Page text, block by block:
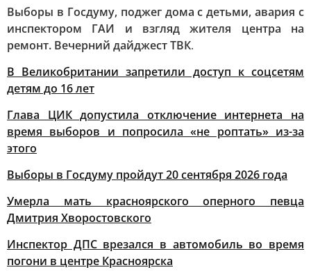
Выборы в Госдуму, поджег дома с детьми, авария с
инспектором ГАИ и взгляд жителя центра на
ремонт. Вечерний дайджест ТВК.
В Великобритании запретили доступ к соцсетям
детям до 16 лет
Глава ЦИК допустила отключение интернета на
время выборов и попросила «не роптать» из-за
этого
Выборы в Госдуму пройдут 20 сентября 2026 года
Умерла мать красноярского оперного певца
Дмитрия Хворостовского
Инспектор ДПС врезался в автомобиль во время
погони в центре Красноярска